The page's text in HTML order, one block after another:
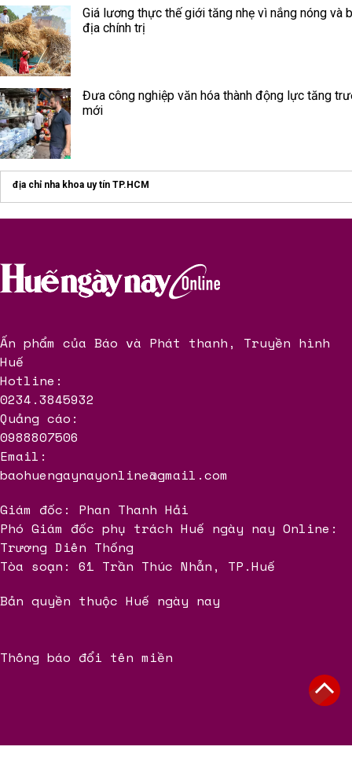
Giá lương thực thế giới tăng nhẹ vì nắng nóng và
địa chính trị
Đưa công nghiệp văn hóa thành động lực tăng
mới
địa chỉ nha khoa uy tín TP.HCM
Ấn phẩm của Báo và Phát thanh, Truyền hình
Huế
Hotline:
0234.3845932
Quảng cáo:
0988807506
Email:
baohuengaynayonline@gmail.com
Giám đốc: Phan Thanh Hải
Phó Giám đốc phụ trách Huế ngày nay Online:
Trương Diên Thống
Tòa soạn: 61 Trần Thúc Nhẫn, TP.Huế
Bản quyền thuộc Huế ngày nay
Thông báo đổi tên miền